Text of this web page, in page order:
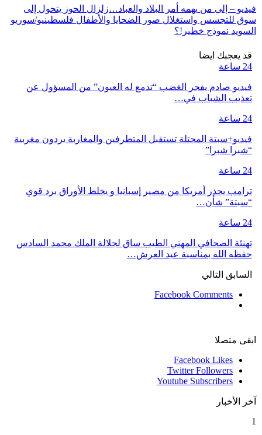
فيديو – إلى من يهمه أمر البلاد والعباد…زلزال الحوز يتحول إلى
سوق للتجسس واستغلال صور الضحايا والأطفال فلسطينيو/سوريو
السويد نموذج خطير!؟
قد يعجبك ايضا
24 ساعة
فيديو صادم يفجر الغضب “تدمع له العيون” من المسؤول عن
تعذيب الشباب في…
24 ساعة
فيديو+سبتة المحتلة تستقبل المتطرفين والمغاربة يردون مغربية
“شبرا شبرا”
24 ساعة
ترامب يحذر أمريكا من مصير إسبانيا و يخلط الأوراق برد قوي
“سبتة” شأن…
24 ساعة
تهنئة الصحافي المهني الطيب ساق لجلالة الملك محمد السادس
حفظه الله بمناسبة عيد العرش…
السابق التالي
Facebook Comments
ابقى متصلا
Facebook Likes
Twitter Followers
Youtube Subscribers
آخر الأخبار
1